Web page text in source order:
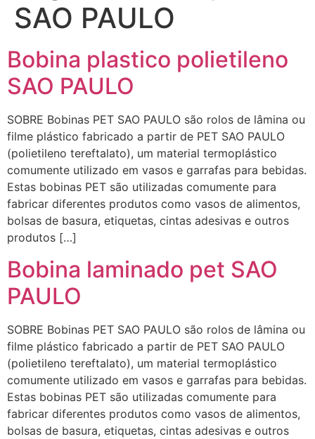
SAO PAULO
Bobina plastico polietileno
SAO PAULO
SOBRE Bobinas PET SAO PAULO são rolos de lâmina ou
filme plástico fabricado a partir de PET SAO PAULO
(polietileno tereftalato), um material termoplástico
comumente utilizado em vasos e garrafas para bebidas.
Estas bobinas PET são utilizadas comumente para
fabricar diferentes produtos como vasos de alimentos,
bolsas de basura, etiquetas, cintas adesivas e outros
produtos […]
Bobina laminado pet SAO
PAULO
SOBRE Bobinas PET SAO PAULO são rolos de lâmina ou
filme plástico fabricado a partir de PET SAO PAULO
(polietileno tereftalato), um material termoplástico
comumente utilizado em vasos e garrafas para bebidas.
Estas bobinas PET são utilizadas comumente para
fabricar diferentes produtos como vasos de alimentos,
bolsas de basura, etiquetas, cintas adesivas e outros